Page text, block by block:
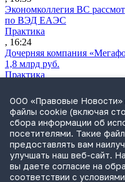
Экономколлегия ВС
по ВЭД ЕАЭС
Практика
, 16:24
Дочерняя компания
1,8 млрд руб.
Практика
СИП проверит отмену
устройствами после
Практика
, 15:17
Суды 10 стран
Google о возврате
Международная практика
, 14:09
ООО «Правовые
файлы cookie (включая
сбора информации об
посетителями. Такие
предоставлять вам
улучшать наш веб-сайт.
вы даете согласие на
соответствии с